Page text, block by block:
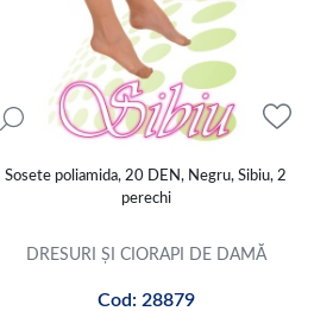
Sosete poliamida, 20 DEN, Negru, Sibiu, 2
perechi
DRESURI ȘI CIORAPI DE DAMĂ
Cod: 28879